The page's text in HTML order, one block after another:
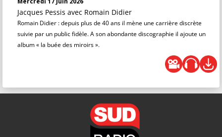
Jacques Pessis avec Romain Didier
Romain Didier : depuis plus de 40 ans il mène une carrière discrète
suivie par un public fidèle. A son abondante discographie il ajoute un
album « la buée des miroirs ».